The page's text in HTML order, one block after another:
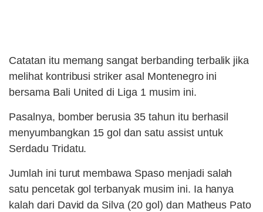
Catatan itu memang sangat berbanding terbalik jika
melihat kontribusi striker asal Montenegro ini
bersama Bali United di Liga 1 musim ini.
Pasalnya, bomber berusia 35 tahun itu berhasil
menyumbangkan 15 gol dan satu assist untuk
Serdadu Tridatu.
Jumlah ini turut membawa Spaso menjadi salah
satu pencetak gol terbanyak musim ini. Ia hanya
kalah dari David da Silva (20 gol) dan Matheus Pato